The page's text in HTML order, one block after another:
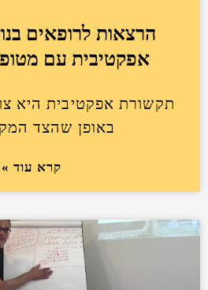
הרצאות לרופאים
אפקטיבית עם
תקשורת אפקטיבית היא
באופן שהצד
קרא עוד »